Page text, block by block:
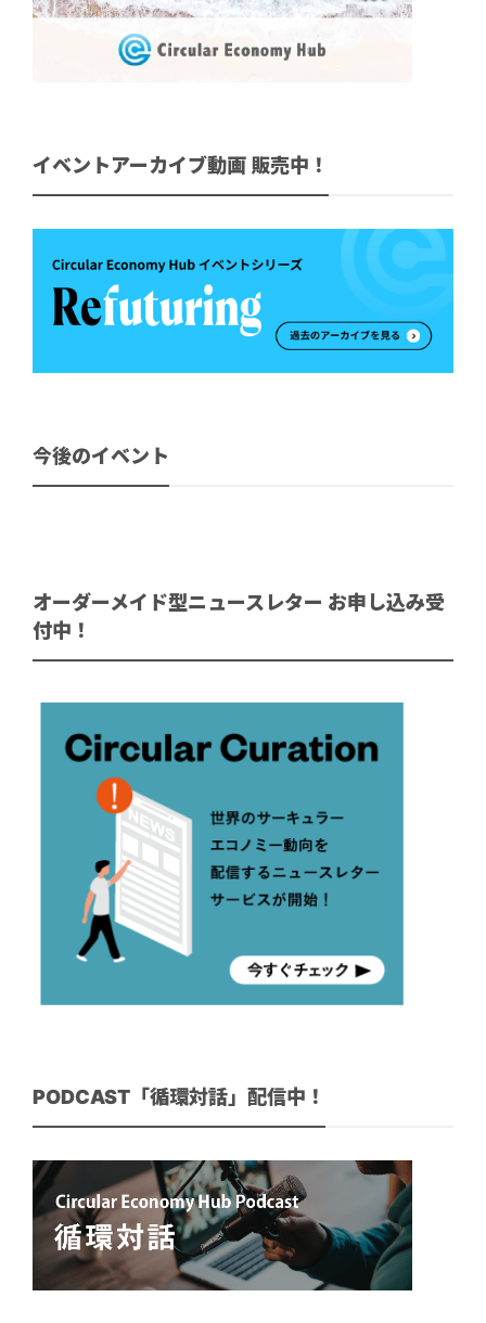
イベントアーカイブ動画 販売中！
今後のイベント
オーダーメイド型ニュースレター お申し込み受
付中！
PODCAST「循環対話」配信中！